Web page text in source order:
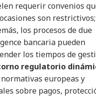
requerir convenios
son restrictivos;
los procesos de due
bancaria pueden
los tiempos de
regulatorio
europeas y
sobre pagos,